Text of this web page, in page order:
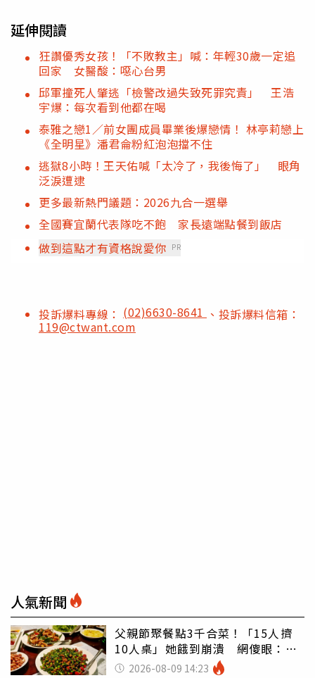
延伸閱讀
狂讚優秀女孩！「不敗教主」喊：年輕30歲一定追
回家 女醫酸：噁心台男
邱軍撞死人肇逃「檢警改過失致死罪究責」 王浩
宇爆：每次看到他都在喝
泰雅之戀1／前女團成員畢業後爆戀情！ 林亭莉戀上
《全明星》潘君侖粉紅泡泡擋不住
逃獄8小時！王天佑喊「太冷了，我後悔了」 眼角
泛淚遭逮
更多最新熱門議題：2026九合一選舉
全國賽宜蘭代表隊吃不飽 家長遠端點餐到飯店
做到這點才有資格說愛你 PR
投訴爆料專線： (02)6630-8641 、投訴爆料信箱：
119@ctwant.com
人氣新聞
父親節聚餐點3千合菜！「15人擠
10人桌」她餓到崩潰 網傻眼：讓
店家看笑話
2026-08-09 14:23